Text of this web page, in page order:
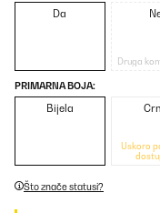
Da
Druga
PRIMARNA BOJA:
Bijela
Uskoro
Što znače statusi?